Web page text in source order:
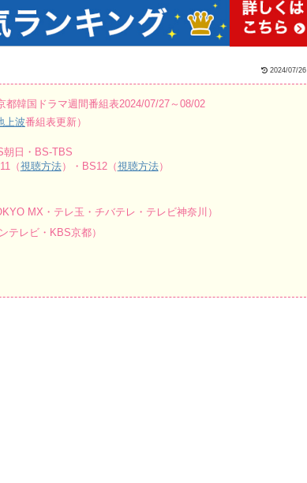
2024/07/26
都韓国ドラマ週間番組表2024/07/27～08/02
上波番組表更新）
朝日・BS-TBS
（視聴方法）・BS12（視聴方法）
MX・テレ玉・チバテレ・テレビ神奈川）
テレビ・KBS京都）